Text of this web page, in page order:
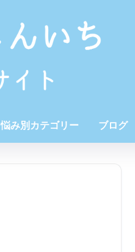
悩み別カテゴリー ブログ